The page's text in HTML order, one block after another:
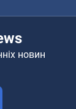
новин